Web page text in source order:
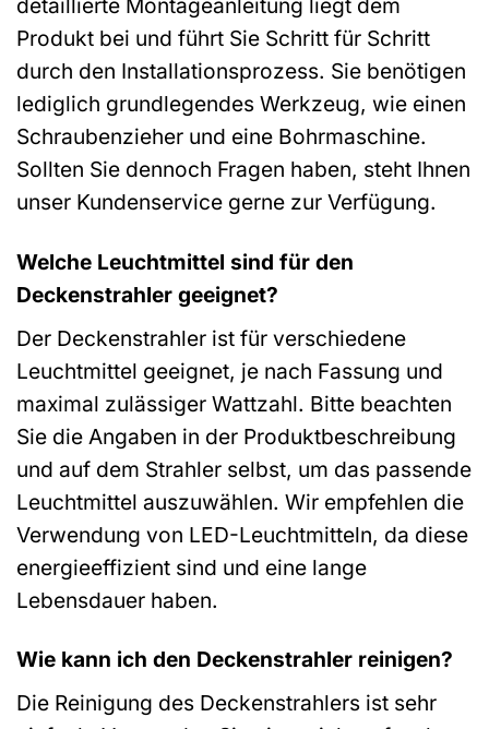
detaillierte Montageanleitung liegt dem
Produkt bei und führt Sie Schritt für Schritt
durch den Installationsprozess. Sie benötigen
lediglich grundlegendes Werkzeug, wie einen
Schraubenzieher und eine Bohrmaschine.
Sollten Sie dennoch Fragen haben, steht Ihnen
unser Kundenservice gerne zur Verfügung.
Welche Leuchtmittel sind für den
Deckenstrahler geeignet?
Der Deckenstrahler ist für verschiedene
Leuchtmittel geeignet, je nach Fassung und
maximal zulässiger Wattzahl. Bitte beachten
Sie die Angaben in der Produktbeschreibung
und auf dem Strahler selbst, um das passende
Leuchtmittel auszuwählen. Wir empfehlen die
Verwendung von LED-Leuchtmitteln, da diese
energieeffizient sind und eine lange
Lebensdauer haben.
Wie kann ich den Deckenstrahler reinigen?
Die Reinigung des Deckenstrahlers ist sehr